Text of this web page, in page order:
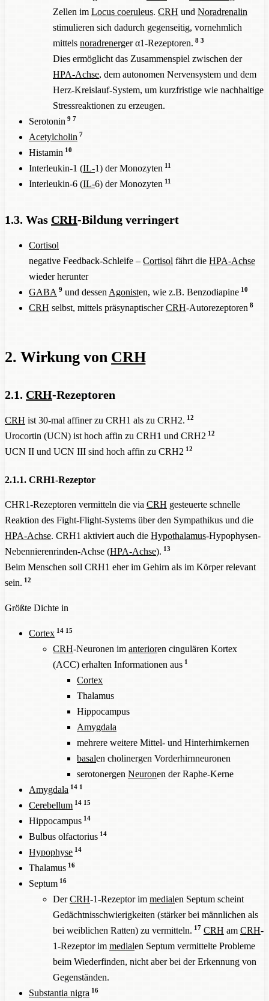
Zellen im Locus coeruleus. CRH und Noradrenalin
stimulieren sich dadurch gegenseitig, vornehmlich
mittels noradrenerger α1-Rezeptoren. 8 3
Dies ermöglicht das Zusammenspiel zwischen der
HPA-Achse, dem autonomen Nervensystem und dem
Herz-Kreislauf-System, um kurzfristige wie nachhaltige
Stressreaktionen zu erzeugen.
Serotonin 9 7
Acetylcholin 7
Histamin 10
Interleukin-1 (IL-1) der Monozyten 11
Interleukin-6 (IL-6) der Monozyten 11
1.3. Was CRH-Bildung verringert
Cortisol
negative Feedback-Schleife –Cortisol fährt die HPA-Achse
wieder herunter
GABA 9 und dessen Agonisten, wie z.B. Benzodiapine 10
CRH selbst, mittels präsynaptischerCRH-Autorezeptoren 8
2. Wirkung von CRH
2.1. CRH-Rezeptoren
CRH ist 30-mal affiner zu CRH1 als zu CRH2. 12
Urocortin (UCN) ist hoch affin zu CRH1 und CRH2 12
UCN II und UCN III sind hoch affin zu CRH2 12
2.1.1. CRH1-Rezeptor
CHR1-Rezeptoren vermitteln die via CRH gesteuerte schnelle
Reaktion des Fight-Flight-Systems über den Sympathikus und die
HPA-Achse. CRH1 aktiviert auch die Hypothalamus-Hypophysen-
Nebennierenrinden-Achse (HPA-Achse). 13
Beim Menschen soll CRH1 eher im Gehirn als im Körper relevant
sein. 12
Größte Dichte in
Cortex 14 15
CRH-Neuronen im anterioren cingulären Kortex
(ACC) erhalten Informationen aus 1
Cortex
Thalamus
Hippocampus
Amygdala
mehrere weitere Mittel- und Hinterhirnkernen
basalen cholinergen Vorderhirnneuronen
serotonergen Neuronen der Raphe-Kerne
Amygdala 14 1
Cerebellum 14 15
Hippocampus 14
Bulbus olfactorius 14
Hypophyse 14
Thalamus 16
Septum 16
DerCRH-1-Rezeptor im medialen Septum scheint
Gedächtnisschwierigkeiten (stärker bei männlichen als
bei weiblichen Ratten) zu vermitteln. 17 CRH am CRH-
1-Rezeptor im medialen Septum vermittelte Probleme
beim Wiederfinden, nicht aber bei der Erkennung von
Gegenständen.
Substantia nigra 16